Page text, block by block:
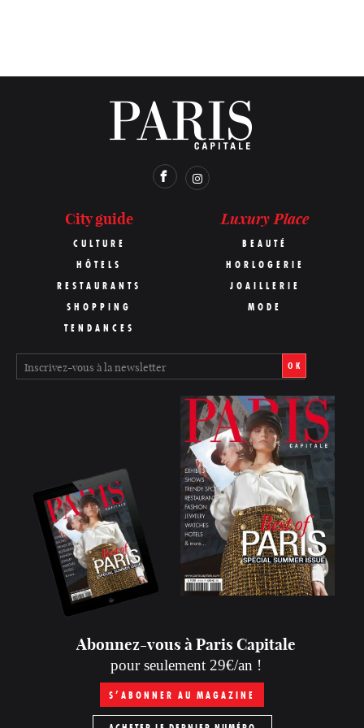
City guide
CULTURE
HÔTELS
RESTAURANTS
SHOPPING
TENDANCES
Luxury Place
BEAUTÉ
HORLOGERIE
JOAILLERIE
MODE
OK
Abonnez-vous à Paris Capitale
pour seulement 29€/an !
S’ABONNER AU MAGAZINE